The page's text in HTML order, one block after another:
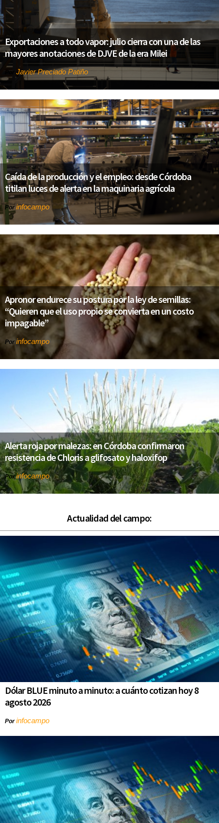
Exportaciones a todo vapor: julio cierra con una de las
mayores anotaciones de DJVE de la era Milei
Javier Preciado Patiño
Caída de la producción y el empleo: desde Córdoba
titilan luces de alerta en la maquinaria agrícola
Por infocampo
Apronor endurece su postura por la ley de semillas:
“Quieren que el uso propio se convierta en un costo
impagable”
Por infocampo
Alerta roja por malezas: en Córdoba confirmaron
resistencia de Chloris a glifosato y haloxifop
Porinfocampo
Actualidad del campo:
Dólar BLUE minuto a minuto: a cuánto cotizan hoy 8
agosto 2026
Porinfocampo